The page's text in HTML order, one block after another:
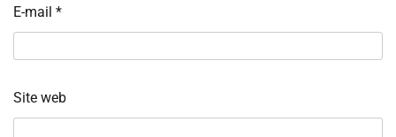
E-mail *
Site web